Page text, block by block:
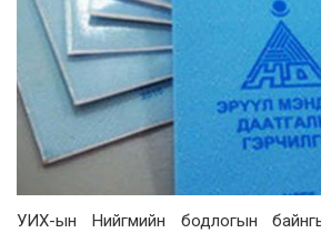
УИХ-ын Нийгмийн бодлогын байнгын